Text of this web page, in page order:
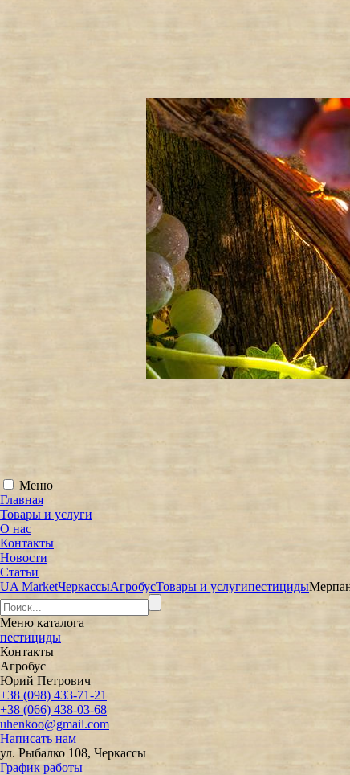
Меню
Главная
Товары и услуги
О нас
Контакты
Новости
Статьи
UA MarketЧеркассыАгробусТовары и услугипестициды
Меню каталога
пестициды
Контакты
Агробус
Юрий Петрович
+38 (098) 433-71-21
+38 (066) 438-03-68
uhenkoo@gmail.com
Написать нам
ул. Рыбалко 108, Черкассы
График работы